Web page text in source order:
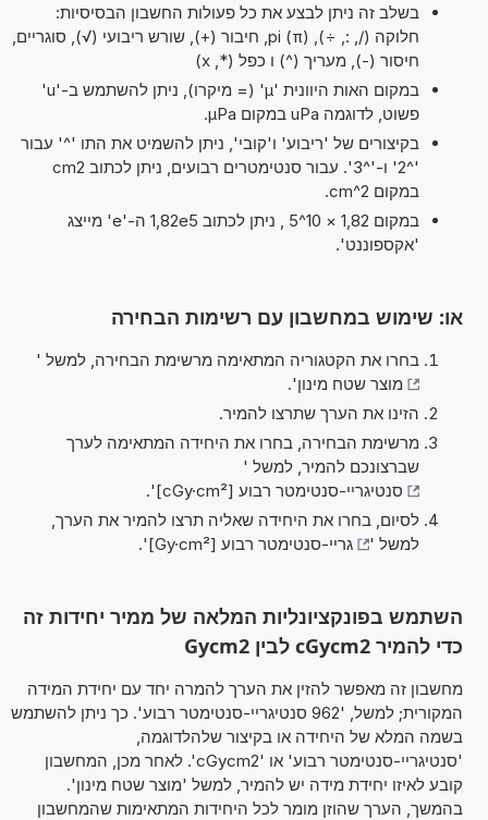
בשלב זה ניתן לבצע את כל פעולות החשבון הבסיסיות:
חלוקה (/, :, ÷), pi (π), חיבור (+), שורש ריבועי (√), סוגריים,
חיסור (-), מעריך (^) ו כפל (*, x)
במקום האות היוונית 'µ' (= מיקרו), ניתן להשתמש ב-'u'
פשוט, לדוגמה uPa במקום µPa.
בקיצורים של 'ריבוע' ו'קובי', ניתן להשמיט את התו '^' עבור
'^2' ו-'^3'. עבור סנטימטרים רבועים, ניתן לכתוב cm2
במקום cm^2.
במקום 1,82 × 10^5 , ניתן לכתוב 1,82e5 ה-'e' מייצג
'אקספוננט'.
או: שימוש במחשבון עם רשימות הבחירה
בחרו את הקטגוריה המתאימה מרשימת הבחירה, למשל '
מוצר שטח מינון'.
הזינו את הערך שתרצו להמיר.
מרשימת הבחירה, בחרו את היחידה המתאימה לערך
שברצונכם להמיר, למשל '
סנטיגריי-סנטימטר רבוע [cGy·cm²]
'.
לסיום, בחרו את היחידה שאליה תרצו להמיר את הערך,
למשל '
גריי-סנטימטר רבוע [Gy·cm²] '.
השתמש בפונקציונליות המלאה של ממיר יחידות זה
כדי להמיר cGycm2 לבין Gycm2
מחשבון זה מאפשר להזין את הערך להמרה יחד עם יחידת המידה
המקורית; למשל, '962 סנטיגריי-סנטימטר רבוע'. כך ניתן להשתמש
בשמה המלא של היחידה או בקיצור שלהלדוגמה,
'סנטיגריי-סנטימטר רבוע' או 'cGycm2'. לאחר מכן, המחשבון
קובע לאיזו יחידת מידה יש להמיר, למשל 'מוצר שטח מינון'.
בהמשך, הערך שהוזן מומר לכל היחידות המתאימות שהמחשבון